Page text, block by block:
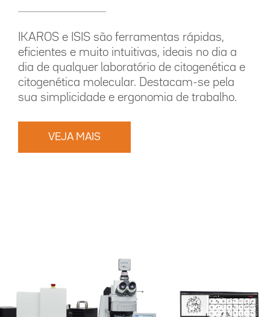
IKAROS e ISIS são ferramentas rápidas,
eficientes e muito intuitivas, ideais no dia a
dia de qualquer laboratório de citogenética e
citogenética molecular. Destacam-se pela
sua simplicidade e ergonomia de trabalho.
VEJA MAIS